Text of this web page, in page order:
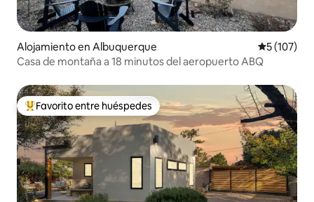
Alojamiento en Albuquerque
5 (107)
Casa de montaña a 18 minutos del aeropuerto ABQ
Favorito entre huéspedes preferido
Favorito entre huéspedes